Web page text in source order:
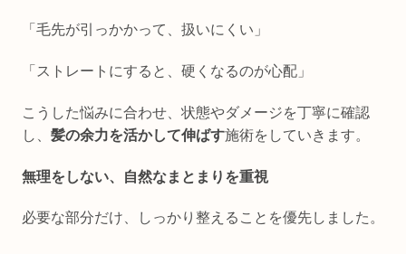
「毛先が引っかかって、扱いにくい」
「ストレートにすると、硬くなるのが心配」
こうした悩みに合わせ、状態やダメージを丁寧に確認
し、 髪の余力を活かして伸ばす施術をしていきます。
無理をしない、自然なまとまりを重視
必要な部分だけ、しっかり整えることを優先しました。